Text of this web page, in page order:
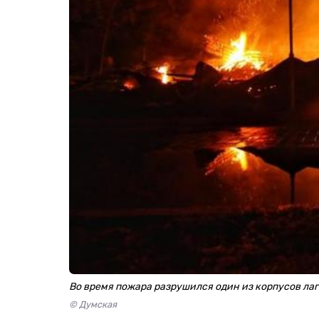
Во время пожара разрушился один из корпусов
© Думская